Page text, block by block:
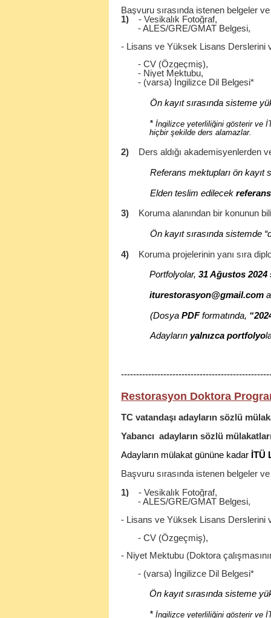
Başvuru sırasında istenen belgeler
1) - Vesikalık Fotoğraf,
- ALES/GRE/GMAT Belgesi,
- Lisans ve Yüksek Lisans Derslerini
- CV (Özgeçmiş),
- Niyet Mektubu,
- (varsa) İngilizce Dil Belgesi*
Ön kayıt sırasında sisteme
* İngilizce yeterliliğini gösterir ve
hiçbir şekilde ders alamazlar.
2) Ders aldığı akademisyenlerden
Referans mektupları ön kayıt
Elden teslim edilecek
3) Koruma alanından bir konunun
Ön kayıt sırasında sistemde
4) Koruma projelerinin yanı sıra
Portfolyolar, 31 Ağustos 2024
iturestorasyon@gmail.com
(Dosya PDFformatında,
Adayların yalnızca portfolyo
Restorasyon Doktora
TC vatandaşı adayların sözlü
Yabancı adayların sözlü
Adayların mülakat gününe kadar İTÜ
Başvuru sırasında istenen belgeler
1) - Vesikalık Fotoğraf,
- ALES/GRE/GMAT Belgesi,
- Lisans ve Yüksek Lisans Derslerini
- CV (Özgeçmiş),
- Niyet Mektubu (Doktora
- (varsa) İngilizce Dil Belgesi*
Ön kayıt sırasında sisteme
* İngilizce yeterliliğini gösterir ve